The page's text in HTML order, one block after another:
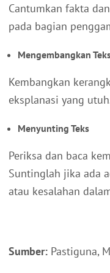
Cantumkan fakta
pada bagian
Mengembangkan
Kembangkan
eksplanasi yang
Menyunting Teks
Periksa dan baca
Suntinglah jika ada
atau kesalahan
Sumber: Pastiguna,